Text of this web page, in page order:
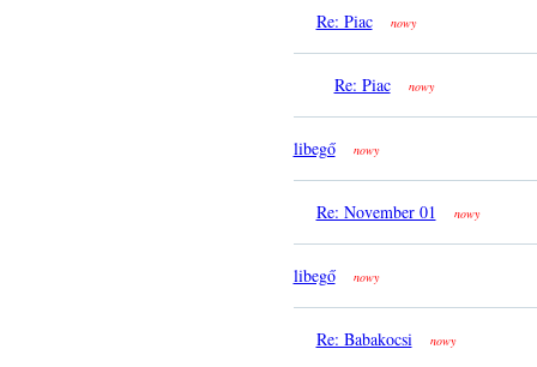
Re: Piac nowy
Re: Piac nowy
libegő nowy
Re: November 01 nowy
libegő nowy
Re: Babakocsi nowy